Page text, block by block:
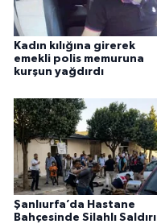
Kadın kılığına girerek
emekli polis memuruna
kurşun yağdırdı
Şanlıurfa’da Hastane
Bahçesinde Silahlı Saldırı